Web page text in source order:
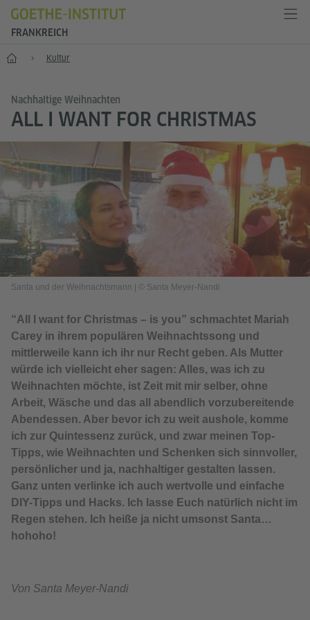
FRANKREICH
Start Kultur
Nachhaltige Weihnachten
ALL I WANT FOR CHRISTMAS
Santa und der Weihnachtsmann © Santa Meyer-Nandi
“All I want for Christmas – is you” schmachtet Mariah
Carey in ihrem populären Weihnachtssong und
mittlerweile kann ich ihr nur Recht geben. Als Mutter
würde ich vielleicht eher sagen: Alles, was ich zu
Weihnachten möchte, ist Zeit mit mir selber, ohne
Arbeit, Wäsche und das all abendlich vorzubereitende
Abendessen. Aber bevor ich zu weit aushole, komme
ich zur Quintessenz zurück, und zwar meinen Top-
Tipps, wie Weihnachten und Schenken sich sinnvoller,
persönlicher und ja, nachhaltiger gestalten lassen.
Ganz unten verlinke ich auch wertvolle und einfache
DIY-Tipps und Hacks. Ich lasse Euch natürlich nicht im
Regen stehen. Ich heiße ja nicht umsonst Santa…
hohoho!
Von Santa Meyer-Nandi